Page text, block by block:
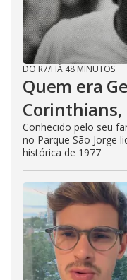
DO R7/HÁ 48 MINUTOS
Quem era
Corinthians,
Conhecido pelo seu
no Parque São Jorge
histórica de 1977